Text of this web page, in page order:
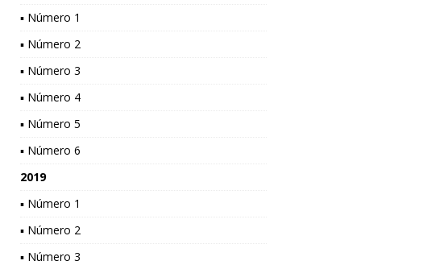
▪ Número 1
▪ Número 2
▪ Número 3
▪ Número 4
▪ Número 5
▪ Número 6
2019
▪ Número 1
▪ Número 2
▪ Número 3